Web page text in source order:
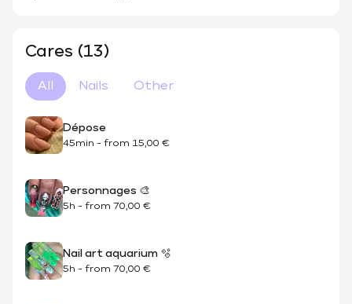
Cares (13)
All Nails Other
Dépose
45min - from 15,00 €
Personnages 🎨
5h - from 70,00 €
Nail art aquarium 🫧
5h - from 70,00 €